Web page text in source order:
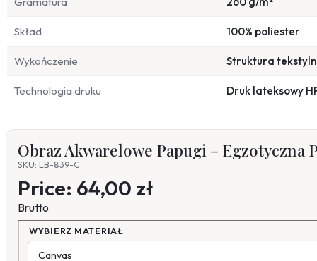
Skład 100% poliester
Wykończenie Struktura
Technologia druku Druk lateksowy
Obraz Akwarelowe Papugi – Egzotyczna
SKU: LB-839-C
Price: 64,00 zł
Brutto
WYBIERZ MATERIAŁ